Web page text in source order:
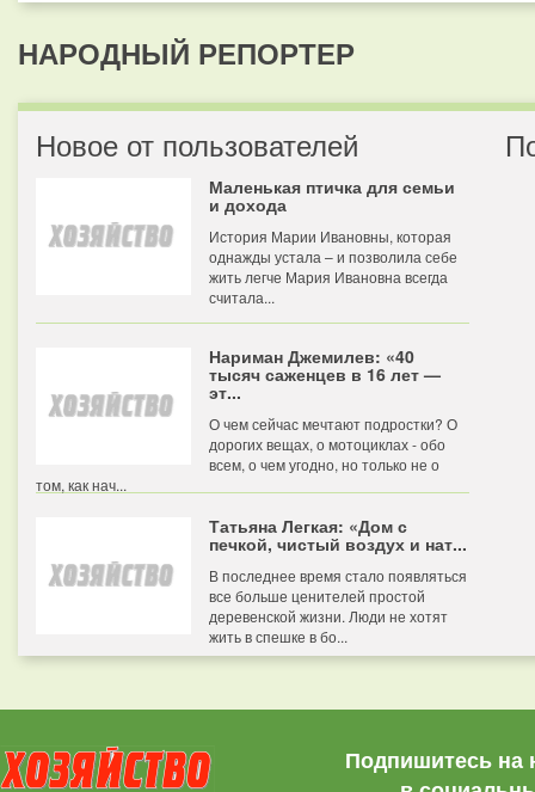
НАРОДНЫЙ РЕПОРТЕР
Новое от пользователей
Маленькая птичка для семьи
и дохода
История Марии Ивановны, которая
однажды устала – и позволила себе
жить легче Мария Ивановна всегда
считала...
Нариман Джемилев: «40
тысяч саженцев в 16 лет —
эт...
О чем сейчас мечтают подростки? О
дорогих вещах, о мотоциклах - обо
всем, о чем угодно, но только не о
том, как нач...
Татьяна Легкая: «Дом с
печкой, чистый воздух и нат...
В последнее время стало появляться
все больше ценителей простой
деревенской жизни. Люди не хотят
жить в спешке в бо...
Подпишитесь на